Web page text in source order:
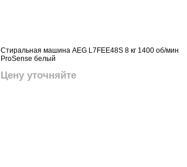
Стиральная машина AEG L7FEE48S 8 кг 1400 об/мин
ProSense белый
Цену уточняйте